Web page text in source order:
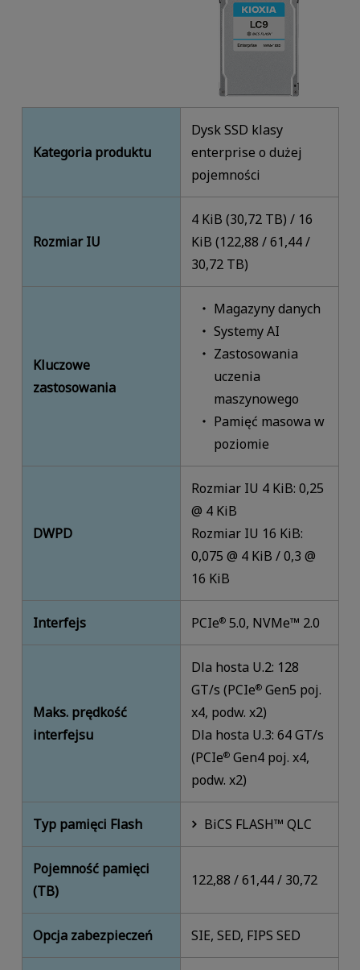
Kategoria produktu
Dysk SSD klasy
enterprise o dużej
pojemności
Rozmiar IU
4 KiB (30,72 TB) / 16
KiB (122,88 / 61,44 /
30,72 TB)
Kluczowe
zastosowania
Magazyny danych
Systemy AI
Zastosowania
uczenia
maszynowego
Pamięć masowa w
poziomie
DWPD
Rozmiar IU 4 KiB: 0,25
@ 4 KiB
Rozmiar IU 16 KiB:
0,075 @ 4 KiB / 0,3 @
16 KiB
Interfejs PCIe® 5.0, NVMe™ 2.0
Maks. prędkość
interfejsu
Dla hosta U.2: 128
GT/s (PCIe® Gen5 poj.
x4, podw. x2)
Dla hosta U.3: 64 GT/s
(PCIe® Gen4 poj. x4,
podw. x2)
Typ pamięci Flash BiCS FLASH™ QLC
Pojemność pamięci
(TB)
122,88 / 61,44 / 30,72
Opcja zabezpieczeń SIE, SED, FIPS SED